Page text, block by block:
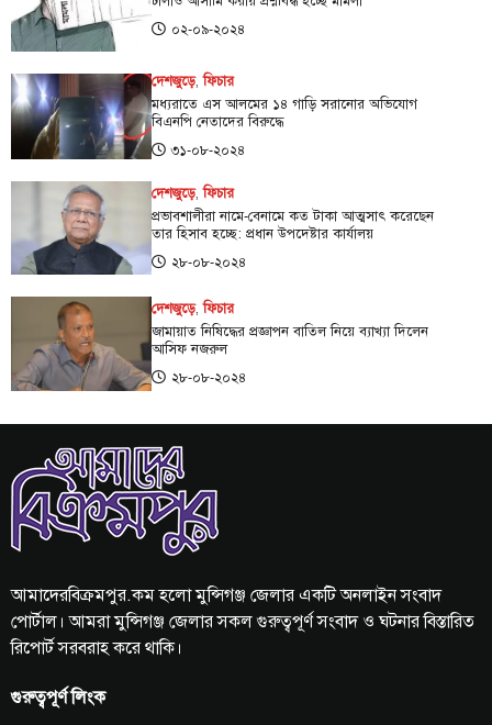
০২-০৯-২০২৪
দেশজুড়ে,ফিচার
মধ্যরাতে এস আলমের ১৪ গাড়ি সরানোর অভিযোগ
বিএনপি নেতাদের বিরুদ্ধে
৩১-০৮-২০২৪
দেশজুড়ে,ফিচার
প্রভাবশালীরা নামে-বেনামে কত টাকা আত্মসাৎ করেছেন
তার হিসাব হচ্ছে: প্রধান উপদেষ্টার কার্যালয়
২৮-০৮-২০২৪
দেশজুড়ে,ফিচার
জামায়াত নিষিদ্ধের প্রজ্ঞাপন বাতিল নিয়ে ব্যাখ্যা দিলেন
আসিফ নজরুল
২৮-০৮-২০২৪
আমাদেরবিক্রমপুর.কম হলো মুন্সিগঞ্জ জেলার একটি অনলাইন সংবাদ
পোর্টাল। আমরা মুন্সিগঞ্জ জেলার সকল গুরুত্বপূর্ণ সংবাদ ও ঘটনার বিস্তারিত
রিপোর্ট সরবরাহ করে থাকি।
গুরুত্বপূর্ণ লিংক